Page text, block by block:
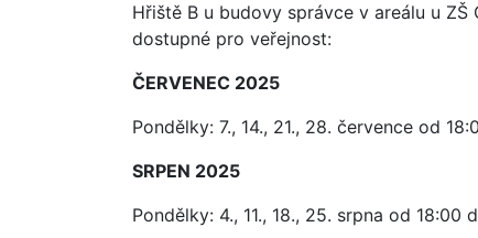
Hřiště B u budovy správce v areálu u ZŠ
dostupné pro veřejnost:
ČERVENEC 2025
Pondělky: 7., 14., 21., 28. července od
SRPEN 2025
Pondělky: 4., 11., 18., 25. srpna od 18:00